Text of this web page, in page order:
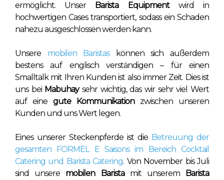
ermöglicht. Unser Barista Equipmentwird in
hochwertigen Cases transportiert, sodass ein Schaden
nahezu ausgeschlossen werden kann.
Unsere mobilen Baristaskönnen sich außerdem
bestens auf englisch verständigen – für einen
Smalltalk mit Ihren Kunden ist also immer Zeit. Dies ist
uns bei Mabuhaysehr wichtig, das wir sehr viel Wert
auf eine gute Kommunikationzwischen unseren
Kunden und uns Wert legen.
Eines unserer Steckenpferde ist die Betreuung der
gesamten FORMEL E Saisons im Bereich Cocktail
Catering und Barista Catering. Von November bis Juli
sind unsere mobilen Baristamit unserem
Barista